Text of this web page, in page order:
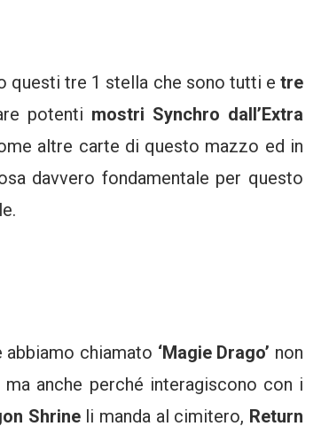
questi tre 1 stella che sono tutti e tre
potenti mostri Synchro dall’Extra
altre carte di questo mazzo ed in
davvero fondamentale per questo
chiamato ‘Magie Drago’ non
anche perché interagiscono con i
Shrineli manda al cimitero, Return